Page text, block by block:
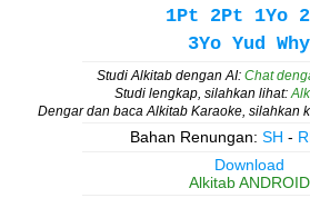
1Pt
2Pt 1Yo
3Yo Yud Why
Studi Alkitab dengan AI: Chat
Studi lengkap, silahkan lihat:
Dengar dan baca Alkitab Karaoke, silahkan
Bahan Renungan: SH -
Download
Alkitab ANDROID